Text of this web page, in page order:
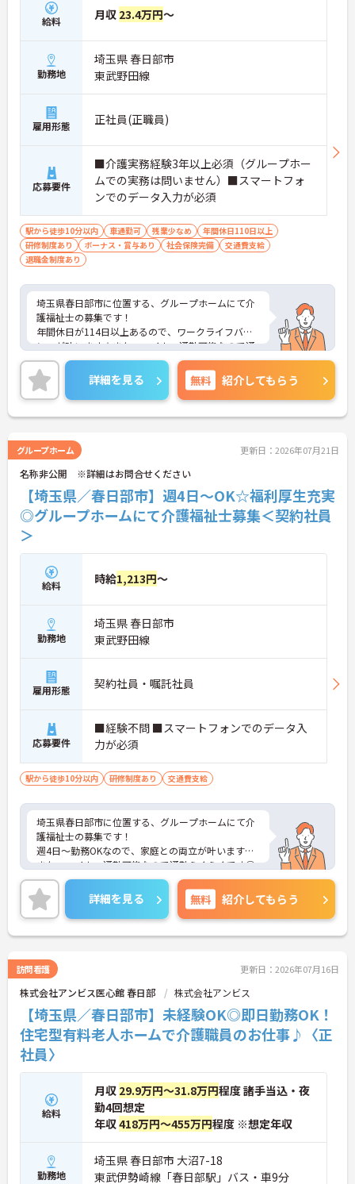
給料 月収 23.4万円～
勤務地
埼玉県 春日部市
東武野田線
雇用形態 正社員(正職員)
応募要件
■介護実務経験3年以上必須（グループホー
ムでの実務は問いません）■スマートフォ
ンでのデータ入力が必須
駅から徒歩10分以内 車通勤可 残業少なめ
年間休日110日以上
研修制度あり
ボーナス・賞与あり 社会保険完備
交通費支給
退職金制度あり
埼玉県春日部市に位置する、グループホームにて介
護福祉士の募集です！
年間休日が114日以上あるので、ワークライフバラ
ンスが叶います☆また、マイカー通勤可能なので通
勤らくらくです◎
ご興味のある方には、面接対策ポイントなど、さら
に詳細をお話しいたしますのでお気軽にご相談くだ
さい！
詳細を見る 無料 紹介してもらう
グループホーム 更新日：2026年07月21日
名称非公開 ※詳細はお問合せください
【埼玉県／春日部市】週4日～OK☆福利厚生充実
◎グループホームにて介護福祉士募集＜契約社員
＞
給料 時給1,213円～
勤務地
埼玉県 春日部市
東武野田線
雇用形態 契約社員・嘱託社員
応募要件
■経験不問 ■スマートフォンでのデータ入
力が必須
駅から徒歩10分以内 研修制度あり 交通費支給
埼玉県春日部市に位置する、グループホームにて介
護福祉士の募集です！
週4日～勤務OKなので、家庭との両立が叶います☆
また、マイカー通勤可能なので通勤らくらくです◎
ご興味のある方には、面接対策ポイントなど、さら
に詳細をお話しいたしますのでお気軽にご相談くだ
さい！
詳細を見る 無料 紹介してもらう
訪問看護 更新日：2026年07月16日
株式会社アンビス医心館 春日部 株式会社アンビス
【埼玉県／春日部市】未経験OK◎即日勤務OK！
住宅型有料老人ホームで介護職員のお仕事♪〈正
社員〉
給料
月収 29.9万円～31.8万円程度 諸手当込・夜
勤4回想定
年収418万円～455万円程度 ※想定年収
勤務地
埼玉県 春日部市 大沼7-18
東武伊勢崎線「春日部駅」バス・車9分